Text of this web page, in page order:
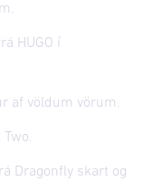
HUGO í
af völdum vörum.
Dragonfly skart og